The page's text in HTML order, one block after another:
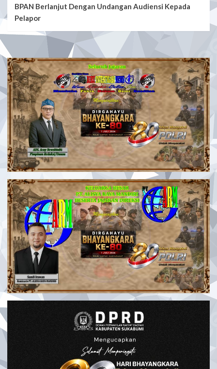
BPAN Berlanjut Dengan Undangan Audiensi Kepada
Pelapor